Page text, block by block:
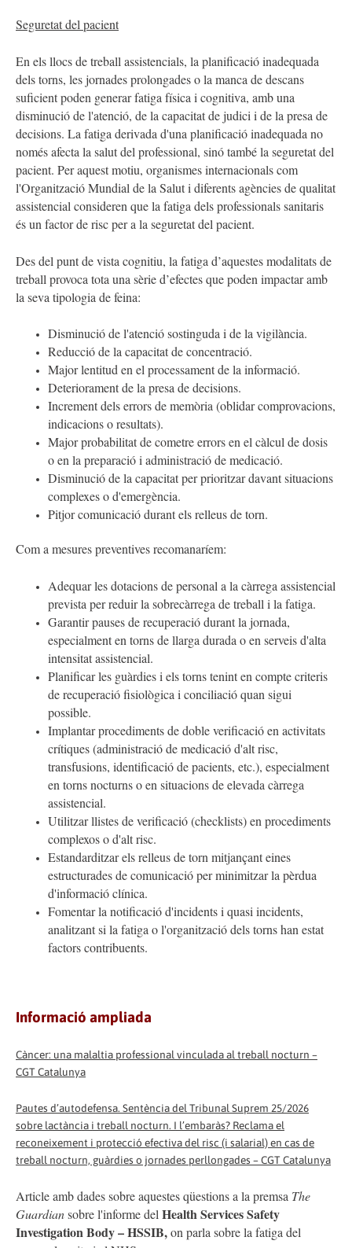
Seguretat del pacient
En els llocs de treball assistencials, la planificació inadequada
dels torns, les jornades prolongades o la manca de descans
suficient poden generar fatiga física i cognitiva, amb una
disminució de l'atenció, de la capacitat de judici i de la presa de
decisions. La fatiga derivada d'una planificació inadequada no
només afecta la salut del professional, sinó també la seguretat del
pacient. Per aquest motiu, organismes internacionals com
l'Organització Mundial de la Salut i diferents agències de qualitat
assistencial consideren que la fatiga dels professionals sanitaris
és un factor de risc per a la seguretat del pacient.
Des del punt de vista cognitiu, la fatiga d’aquestes modalitats de
treball provoca tota una sèrie d’efectes que poden impactar amb
la seva tipologia de feina:
Disminució de l'atenció sostinguda i de la vigilància.
Reducció de la capacitat de concentració.
Major lentitud en el processament de la informació.
Deteriorament de la presa de decisions.
Increment dels errors de memòria (oblidar comprovacions,
indicacions o resultats).
Major probabilitat de cometre errors en el càlcul de dosis
o en la preparació i administració de medicació.
Disminució de la capacitat per prioritzar davant situacions
complexes o d'emergència.
Pitjor comunicació durant els relleus de torn.
Com a mesures preventives recomanaríem:
Adequar les dotacions de personal a la càrrega assistencial
prevista per reduir la sobrecàrrega de treball i la fatiga.
Garantir pauses de recuperaciódurant la jornada,
especialment en torns de llarga durada o en serveis d'alta
intensitat assistencial.
Planificar les guàrdies i els tornstenint en compte criteris
de recuperació fisiològica i conciliació quan sigui
possible.
Implantar procediments de doble verificacióen activitats
crítiques (administració de medicació d'alt risc,
transfusions, identificació de pacients, etc.), especialment
en torns nocturns o en situacions de elevada càrrega
assistencial.
Utilitzar llistes de verificació (checklists)en procediments
complexos o d'alt risc.
Estandarditzar els relleus de torn mitjançant eines
estructurades de comunicació per minimitzar la pèrdua
d'informació clínica.
Fomentar la notificació d'incidents i quasi incidents,
analitzant si la fatiga o l'organització dels torns han estat
factors contribuents.
Informació ampliada
Càncer: una malaltia professional vinculada al treball nocturn –
CGT Catalunya
Pautes d’autodefensa. Sentència del Tribunal Suprem 25/2026
sobre lactància i treball nocturn. I l’embaràs? Reclama el
reconeixement i protecció efectiva del risc (i salarial) en cas de
treball nocturn, guàrdies o jornades perllongades – CGT Catalunya
Article amb dades sobre aquestes qüestions a la premsa The
Guardiansobre l'informe del Health Services Safety
Investigation Body – HSSIB,on parla sobre la fatiga del